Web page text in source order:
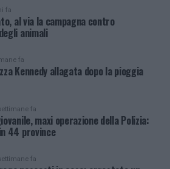
fa
al via la campagna contro
animali
fa
Kennedy allagata dopo la pioggia
fa
maxi operazione della Polizia:
44 province
fa